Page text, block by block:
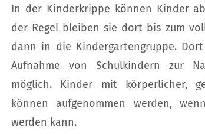
In der Kinderkrippe können Kinder
der Regel bleiben sie dort bis zum
dann in die Kindergartengruppe.
Aufnahme von Schulkindern zur
möglich. Kinder mit körperlicher,
können aufgenommen werden,
werden kann.